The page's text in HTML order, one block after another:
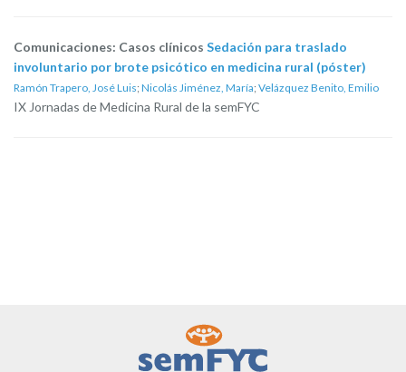
Comunicaciones: Casos clínicos Sedación para traslado
involuntario por brote psicótico en medicina rural (póster)
Ramón Trapero, José Luis; Nicolás Jiménez, María; Velázquez Benito, Emilio
IX Jornadas de Medicina Rural de la semFYC